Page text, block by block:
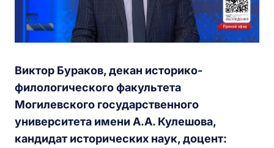
Виктор Бураков, декан историко-
филологического факультета
Могилевского государственного
университета имени А.А. Кулешова,
кандидат исторических наук, доцент: